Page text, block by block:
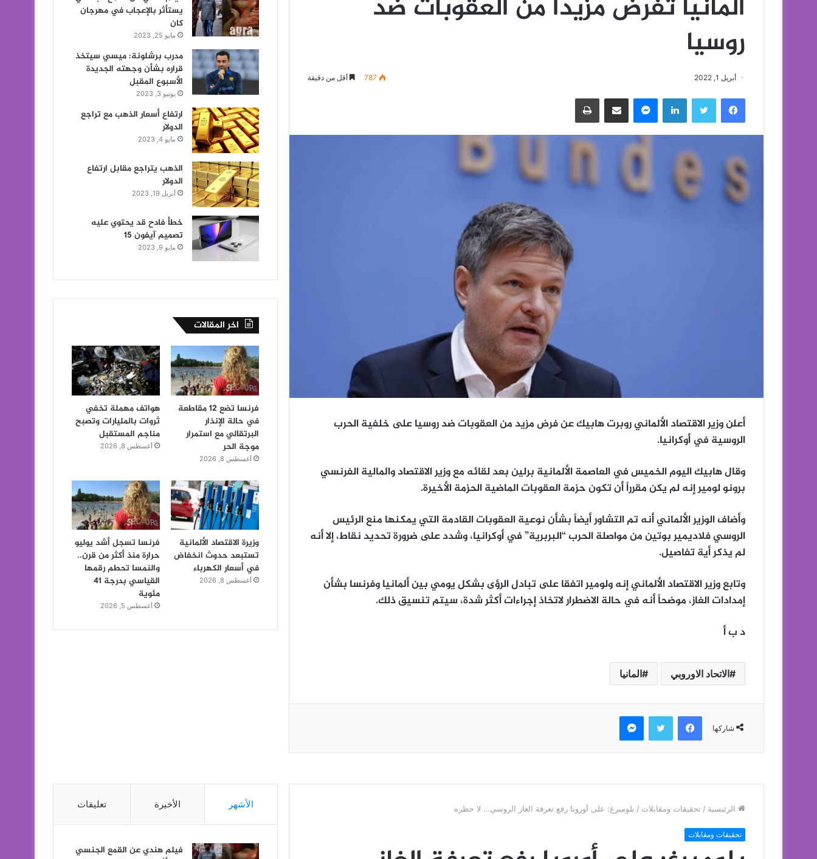
ألمانيا تفرض مزيداً من العقوبات ضد
روسيا
أبريل 1, 2022 787 أقل من دقيقة
فيسبوك تويتر لينكدإن ماسنجر مشاركة عبر البريد طباعة
أعلن وزير الاقتصاد الألماني روبرت هابيك عن فرض مزيد من العقوبات ضد روسيا على خلفية الحرب
الروسية في أوكرانيا.
وقال هابيك اليوم الخميس في العاصمة الألمانية برلين بعد لقائه مع وزير الاقتصاد والمالية الفرنسي
برونو لومير إنه لم يكن مقرراً أن تكون حزمة العقوبات الماضية الحزمة الأخيرة.
وأضاف الوزير الألماني أنه تم التشاور أيضاً بشأن نوعية العقوبات القادمة التي يمكنها منع الرئيس
الروسي فلاديمير بوتين من مواصلة الحرب “البربرية” في أوكرانيا، وشدد على ضرورة تحديد نقاط، إلا أنه
لم يذكر أية تفاصيل.
وتابع وزير الاقتصاد الألماني إنه ولومير اتفقا على تبادل الرؤى بشكل يومي بين ألمانيا وفرنسا بشأن
إمدادات الغاز، موضحاً أنه في حالة الاضطرار لاتخاذ إجراءات أكثر شدة، سيتم تنسيق ذلك.
د ب أ
الاتحاد الاوروبي المانيا
شاركها
فيسبوك تويتر ماسنجر
يستأثر بالإعجاب في مهرجان
كان
مايو 25, 2023
مدرب برشلونة: ميسي سيتخذ
قراره بشأن وجهته الجديدة
الأسبوع المقبل
يونيو 3, 2023
ارتفاع أسعار الذهب مع تراجع
الدولار
مايو 4, 2023
الذهب يتراجع مقابل ارتفاع
الدولار
أبريل 19, 2023
خطأ فادح قد يحتوي عليه
تصميم آيفون 15
مايو 9, 2023
اخر المقالات
فرنسا تضع 12 مقاطعة
في حالة الإنذار
البرتقالي مع استمرار
موجة الحر
أغسطس 8, 2026
هواتف مهملة تخفي
ثروات بالمليارات وتصبح
مناجم المستقبل
أغسطس 8, 2026
وزيرة الاقتصاد الألمانية
تستبعد حدوث انخفاض
في أسعار الكهرباء
أغسطس 8, 2026
فرنسا تسجل أشد يوليو
حرارة منذ أكثر من قرن..
والنمسا تحطم رقمها
القياسي بدرجة 41
مئوية
أغسطس 5, 2026